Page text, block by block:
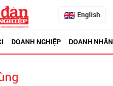
English
DOANH NGHIỆP DOANH NHÂN